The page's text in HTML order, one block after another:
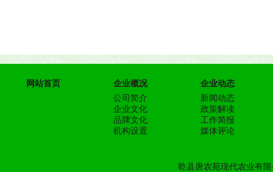
网站首页 企业概况
企业动态
公司简介
企业文化
品牌文化
机构设置
新闻动态
政策解读
工作简报
媒体评论
乾县唐农苑现代农业有